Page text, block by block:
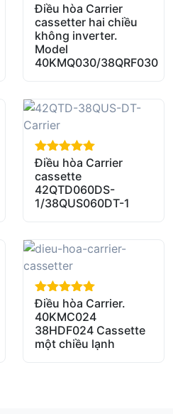
out of 5
Điều hòa Carrier
cassetter hai chiều
không inverter.
Model
40KMQ030/38QRF030
out of 5
Điều hòa Carrier
cassette
42QTD060DS-
1/38QUS060DT-1
out of 5
Điều hòa Carrier.
40KMC024
38HDF024 Cassette
một chiều lạnh